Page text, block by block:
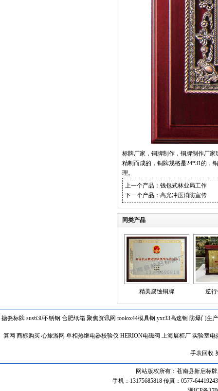
标牌厂家，铜牌制作，铜牌制作厂
精制而成的，铜牌规格是24*31的，
理。
上一个产品： 钱包式林业局工作
下一个产品： 高光冲压消防宣传
同类产品
精美腐蚀铜牌 逆
搪瓷标牌 sus630不锈钢 合肥纸箱 聚焦资讯网 toolox44模具钢 yxr33高速钢 防爆门生
算网 商标购买 心旅游网 单相热继电器校验仪 HERION电磁阀 上海展柜厂 实验室电
手表回收
网站版权所有：苍南县新启标牌
手机：13175685818 传真：0577-